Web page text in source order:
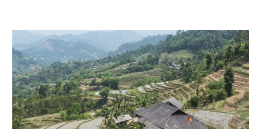
la
route
de
Ha
Giang
: